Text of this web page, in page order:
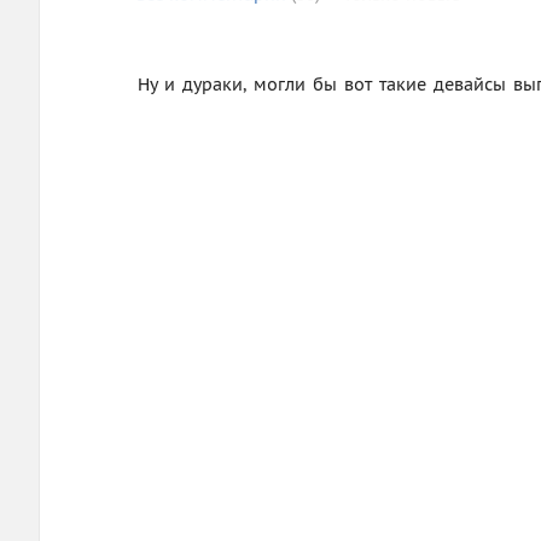
Ну и дураки, могли бы вот такие девайсы